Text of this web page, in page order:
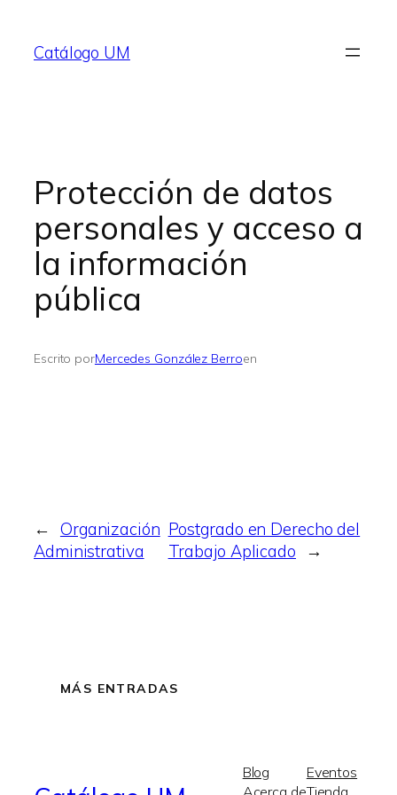
contenido
Catálogo UM
Protección de datos
personales y acceso a
la información
pública
Escrito porMercedes González Berroen
← Organización
Administrativa
Postgrado en Derecho del
Trabajo Aplicado
→
MÁS ENTRADAS
Blog
Acerca de
Eventos
Tienda